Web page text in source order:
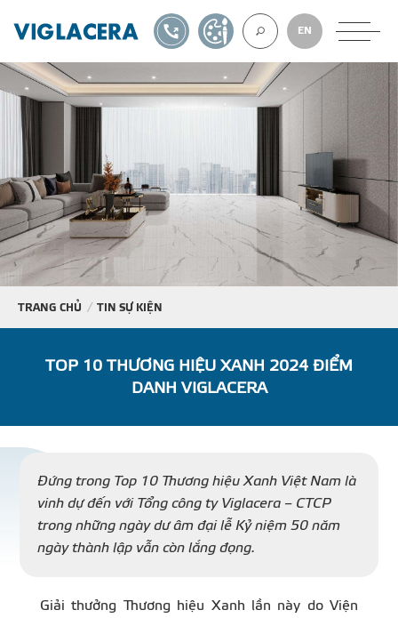
VỀ CHÚNG
GẠCH ỐP LÁT
BÊ TÔNG KHÍ
XUẤT KHẨU
DỰ
KÊNH PHÂN
THƯ
EN
1900561582TỰ THIẾT KẾ
TRANG CHỦ TIN SỰ KIỆN
TOP 10 THƯƠNG HIỆU XANH 2024 ĐIỂM
DANH VIGLACERA
Đứng trong Top 10 Thương hiệu Xanh Việt Nam là
vinh dự đến với Tổng công ty Viglacera – CTCP
trong những ngày dư âm đại lễ Kỷ niệm 50 năm
ngày thành lập vẫn còn lắng đọng.
Giải thưởng Thương hiệu Xanh lần này do Viện